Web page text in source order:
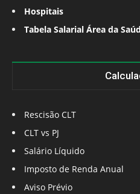
Hospitais
Tabela Salarial Área da
Rescisão CLT
CLT vs PJ
Salário Líquido
Imposto de Renda Anual
Aviso Prévio